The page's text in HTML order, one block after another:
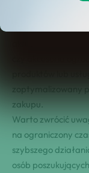
warunkach poza
ważne jest
zakupu.
Warto zwrócić
na ograniczony
szybszego
osób